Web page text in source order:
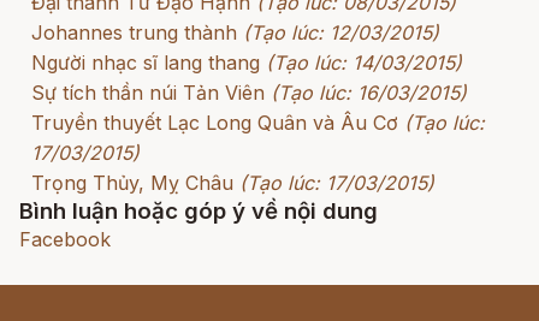
Johannes trung thành (Tạo lúc: 12/03/2015)
Người nhạc sĩ lang thang (Tạo lúc: 14/03/2015)
Sự tích thần núi Tản Viên (Tạo lúc: 16/03/2015)
Truyền thuyết Lạc Long Quân và Âu Cơ (Tạo lúc:
17/03/2015)
Trọng Thủy, Mỵ Châu (Tạo lúc: 17/03/2015)
Bình luận hoặc góp ý về nội dung
Facebook